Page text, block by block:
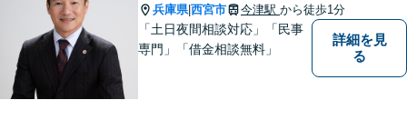
す。兵庫県|西宮市 今津駅 から徒歩1分
「土日夜間相談対応」「民事
専門」「借金相談無料」
詳細を見
る